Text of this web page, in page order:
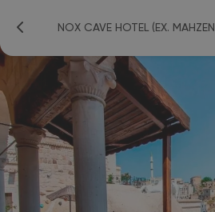
NOX CAVE HOTEL (EX.